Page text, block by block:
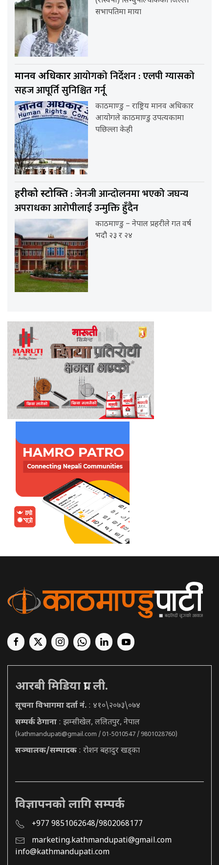
सभापतिमा माया
मानव अधिकारआयोगको निर्देशन : एलपी ग्यासको
सहज आपूर्ति सुनिश्चित गर्नू
काठमाण्डु – राष्ट्रिय मानव अधिकार
आयोगले काठमाण्डु उपत्यकामा
पछिल्ला केही
प्रहरीको प्रस्टोक्ति : जेनजी आन्दोलनमा भएको जघन्य
अपराधका आरोपीलाई उन्मुक्ति हुँदैन
काठमाण्डु – नेपाल प्रहरीले गत वर्ष
भदौ २३ र २४
आरबी मिडिया प्रा. ली.
सूचना विभागमा दर्ता नं. : ४१०\२०७३\०७४
सम्पर्क ठेगाना : झम्सीखेल, ललितपुर, नेपाल
(kathmandupati@gmail.com / 01-5010547 / 9801028760)
सञ्चालक/सम्पादक : रोशन बहादुर खड्का
विज्ञापनको लागि सम्पर्क
+977 9851062648/9802068177
marketing.kathmandupati@gmail.com
info@kathmandupati.com